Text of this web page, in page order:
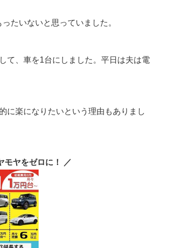
たいないと思っていました。
て、車を1台にしました。平日は夫は電
に楽になりたいという理由もありまし
モヤをゼロに！ ／